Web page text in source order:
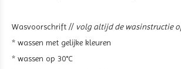
Wasvoorschrift // volg altijd de wasinstructie
* wassen met gelijke kleuren
* wassen op 30°C